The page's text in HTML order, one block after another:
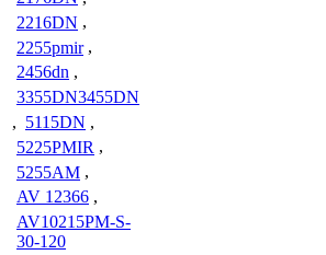
2216DN ,
2255pmir ,
2456dn ,
3355DN3455DN
, 5115DN ,
5225PMIR ,
5255AM ,
AV 12366 ,
AV10215PM-S-
30-120